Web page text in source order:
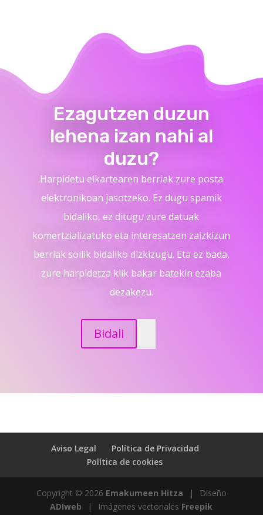
Ezagutzen duzun
lehena izan nahi al
duzu?
Harpidetu elkartearen berriak zure posta
elektronikoan jasotzeko. Ez dugu spamik
bidaliko, ez ditugu zure datuak
komertzializatuko eta interesatzen zaizkizun
berriak soilik bidaliko dizkizugu. Eta ez bada,
zure harpidetza klik bakar batekin ezaba
dezakezu.
Bidali
Aviso Legal
Política de Privacidad
Política de cookies
Copyright © 2026 Emakumeen Hitza |
Diseño
ADIweb
| Imágenes vectoriales Freepik